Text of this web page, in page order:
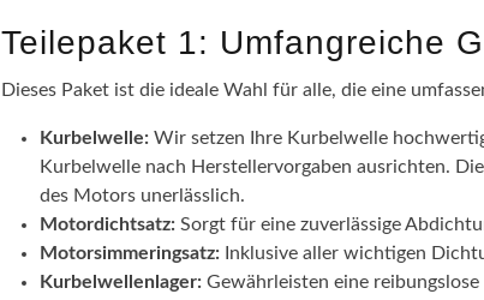
Teilepaket 1: Umfangreiche
Dieses Paket ist die ideale Wahl für alle, die eine
Kurbelwelle: Wir setzen Ihre Kurbelwelle
Kurbelwelle nach Herstellervorgaben ausrichten.
des Motors unerlässlich.
Motordichtsatz: Sorgt für eine zuverlässige
Motorsimmeringsatz: Inklusive aller wichtigen
Kurbelwellenlager: Gewährleisten eine